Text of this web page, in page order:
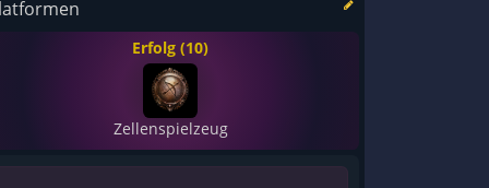
Erfolg (10)
Zellenspielzeug